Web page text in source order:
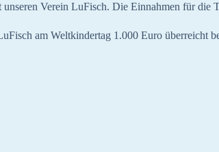
Verein LuFisch. Die Einnahmen für die
am Weltkindertag 1.000 Euro überreicht